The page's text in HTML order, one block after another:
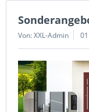
Von: XXL-Admin